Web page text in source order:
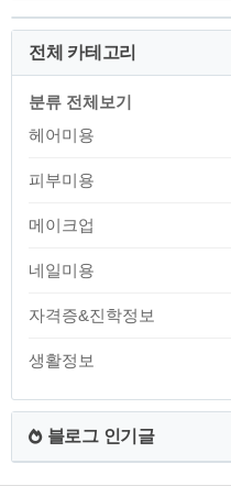
전체 카테고리
분류 전체보기
헤어미용
피부미용
메이크업
네일미용
자격증&진학정보
생활정보
블로그 인기글